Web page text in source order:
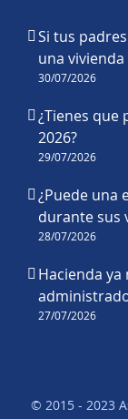
Si tus
una vivienda
30/07/2026
¿Tienes que
2026?
29/07/2026
¿Puede una
durante sus
28/07/2026
Hacienda
27/07/2026
© 2015 - 2023